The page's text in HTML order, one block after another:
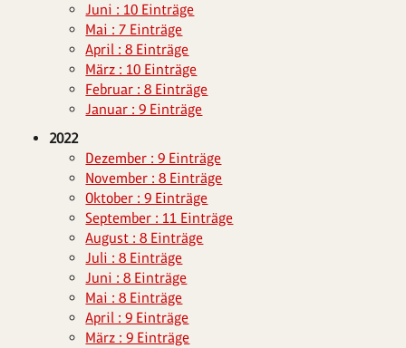
Juni : 10 Einträge
Mai : 7 Einträge
April : 8 Einträge
März : 10 Einträge
Februar : 8 Einträge
Januar : 9 Einträge
2022
Dezember : 9 Einträge
November : 8 Einträge
Oktober : 9 Einträge
September : 11 Einträge
August : 8 Einträge
Juli : 8 Einträge
Juni : 8 Einträge
Mai : 8 Einträge
April : 9 Einträge
März : 9 Einträge